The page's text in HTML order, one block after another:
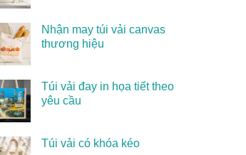
Nhận may túi vải canvas
thương hiệu
Túi vải đay in họa tiết theo
yêu cầu
Túi vải có khóa kéo